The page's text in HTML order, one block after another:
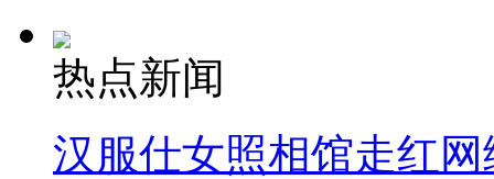
热点新闻
汉服仕女照相馆走红网